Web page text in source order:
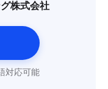
株式会社
対応可能